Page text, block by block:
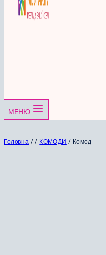
МЕНЮ
Головна / / КОМОДИ / Комод